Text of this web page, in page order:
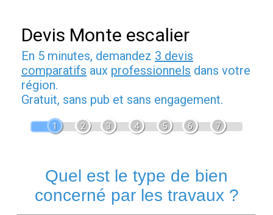
Devis Monte escalier
En 5 minutes, demandez 3 devis
comparatifs aux professionnels dans votre
région.
Gratuit, sans pub et sans engagement.
1 2 3 4 5 6 7
Quel est le type de bien
concerné par les travaux ?